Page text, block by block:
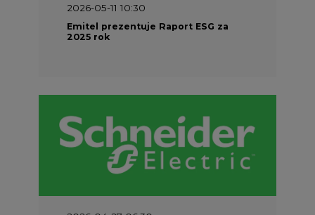
2026-05-11 10:30
Emitel prezentuje Raport ESG za
2025 rok